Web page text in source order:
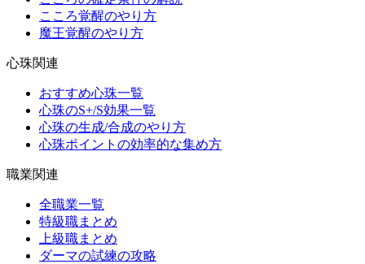
こころ覚醒のやり方
魔王覚醒のやり方
心珠関連
おすすめ心珠一覧
心珠のS+/S効果一覧
心珠の生成/合成のやり方
心珠ポイントの効率的な集め方
職業関連
全職業一覧
特級職まとめ
上級職まとめ
ダーマの試練の攻略